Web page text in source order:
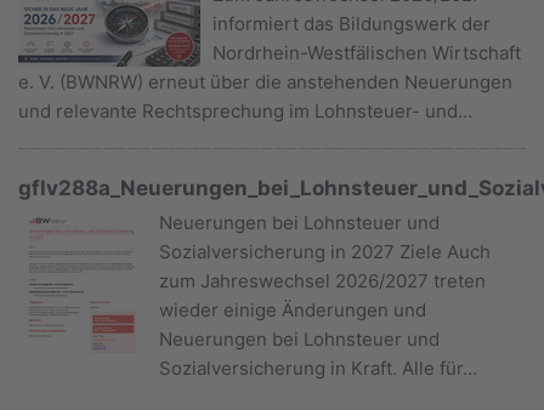
informiert das Bildungswerk der
Nordrhein-Westfälischen Wirtschaft
e. V. (BWNRW) erneut über die anstehenden Neuerungen
und relevante Rechtsprechung im Lohnsteuer- und…
Neuerungen bei Lohnsteuer und
Sozialversicherung in 2027 Ziele Auch
zum Jahreswechsel 2026/2027 treten
wieder einige Änderungen und
Neuerungen bei Lohnsteuer und
Sozialversicherung in Kraft. Alle für…